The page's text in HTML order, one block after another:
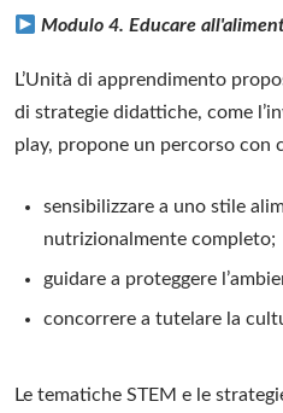
Modulo 4. Educare
L’Unità di apprendimento
di strategie didattiche, come
play, propone un percorso con
sensibilizzare a uno stile
nutrizionalmente completo;
guidare a proteggere
concorrere a tutelare la
Le tematiche STEM e le